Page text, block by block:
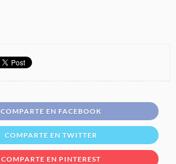
COMPARTE EN FACEBOOK
COMPARTE EN TWITTER
COMPARTE EN PINTEREST